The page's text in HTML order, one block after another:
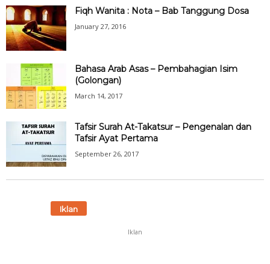
Fiqh Wanita : Nota – Bab Tanggung Dosa
January 27, 2016
Bahasa Arab Asas – Pembahagian Isim
(Golongan)
March 14, 2017
Tafsir Surah At-Takatsur – Pengenalan dan
Tafsir Ayat Pertama
September 26, 2017
Iklan
Iklan